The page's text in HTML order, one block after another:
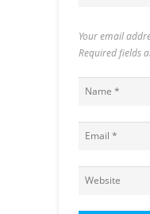
Your email
Required fields